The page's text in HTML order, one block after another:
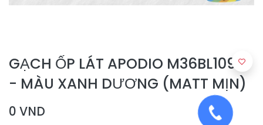
GẠCH ỐP LÁT APODIO M36BL1093
- MÀU XANH DƯƠNG (MATT MỊN)
0 VND